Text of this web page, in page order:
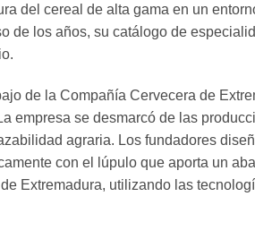
del cereal de alta gama en un
de los años, su catálogo de
de la Compañía Cervecera de
empresa se desmarcó de las
agraria. Los fundadores
con el lúpulo que aporta un
Extremadura, utilizando las